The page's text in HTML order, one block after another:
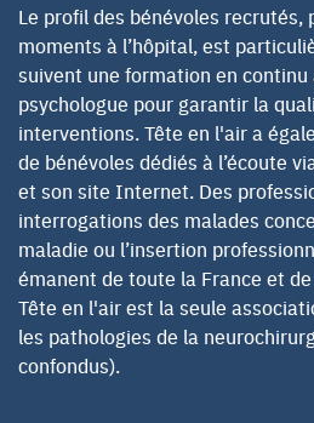
Le profil des bénévoles recrutés,
moments à l’hôpital, est
suivent une formation en continu
psychologue pour garantir la
interventions. Tête en l'air a
de bénévoles dédiés à l’écoute
et son site Internet. Des
interrogations des malades
maladie ou l’insertion
émanent de toute la France et
Tête en l'air est la seule
les pathologies de la
confondus).